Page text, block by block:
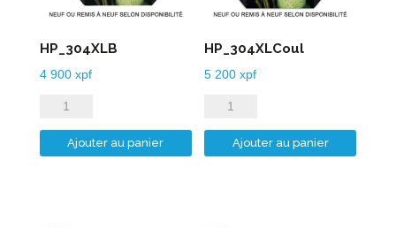
HP_304XLB
4 900 xpf
quantité
de
HP_304XLB
Ajouter au panier
HP_304XLCoul
5 200xpf
quantité
de
HP_304XLCoul
Ajouter au panier